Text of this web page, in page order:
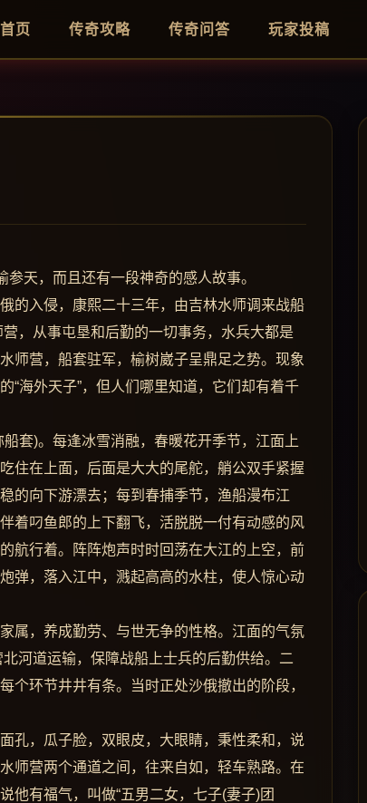
页 传奇攻略 传奇问答 玩家投稿
天，而且还有一段神奇的感人故事。
的入侵，康熙二十三年，由吉林水师调来战船
，从事屯垦和后勤的一切事务，水兵大都是
师营，船套驻军，榆树崴子呈鼎足之势。现象
“海外天子”，但人们哪里知道，它们却有着千
套)。每逢冰雪消融，春暖花开季节，江面上
住在上面，后面是大大的尾舵，艄公双手紧握
的向下游漂去；每到春捕季节，渔船漫布江
着叼鱼郎的上下翻飞，活脱脱一付有动感的风
航行着。阵阵炮声时时回荡在大江的上空，前
弹，落入江中，溅起高高的水柱，使人惊心动
属，养成勤劳、与世无争的性格。江面的气氛
河道运输，保障战船上士兵的后勤供给。二
个环节井井有条。当时正处沙俄撤出的阶段，
孔，瓜子脸，双眼皮，大眼睛，秉性柔和，说
师营两个通道之间，往来自如，轻车熟路。在
他有福气，叫做“五男二女，七子(妻子)团